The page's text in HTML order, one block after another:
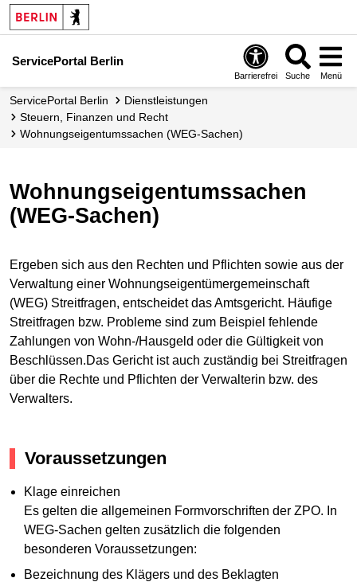
ServicePortal Berlin
Barrierefrei Suche Menü
ServicePortal Berlin
Dienstleistungen
Steuern, Finanzen und Recht
Wohnungseigentumssachen (WEG-Sachen)
Wohnungseigentumssachen
(WEG-Sachen)
Ergeben sich aus den Rechten und Pflichten sowie aus der
Verwaltung einer Wohnungseigentümergemeinschaft
(WEG) Streitfragen, entscheidet das Amtsgericht. Häufige
Streitfragen bzw. Probleme sind zum Beispiel fehlende
Zahlungen von Wohn-/Hausgeld oder die Gültigkeit von
Beschlüssen.Das Gericht ist auch zuständig bei Streitfragen
über die Rechte und Pflichten der Verwalterin bzw. des
Verwalters.
Voraussetzungen
Klage einreichen
Es gelten die allgemeinen Formvorschriften der ZPO. In
WEG-Sachen gelten zusätzlich die folgenden
besonderen Voraussetzungen:
Bezeichnung des Klägers und des Beklagten